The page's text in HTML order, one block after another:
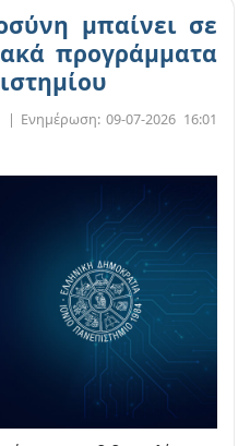
μπαίνει σε
προγράμματα
| Ενημέρωση: 09-07-2026 16:01